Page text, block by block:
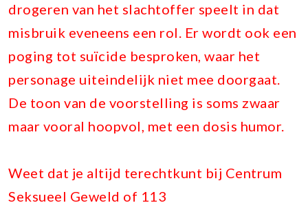
drogeren van het slachtoffer speelt in dat
misbruik eveneens een rol. Er wordt ook een
poging tot suïcide besproken, waar het
personage uiteindelijk niet mee doorgaat.
De toon van de voorstelling is soms zwaar
maar vooral hoopvol, met een dosis humor.
Weet dat je altijd terechtkunt bij Centrum
Seksueel Geweld of 113